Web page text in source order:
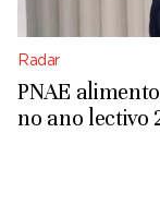
Radar
PNAE
no ano lectivo